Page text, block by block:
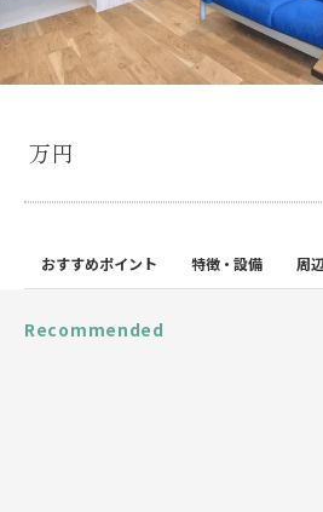
万円
おすすめポイント 特徴・設備 周
Recommended